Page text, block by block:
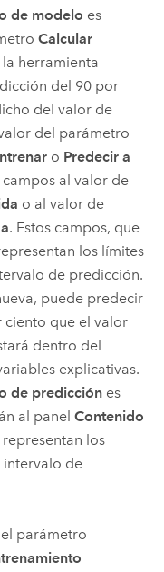
de modelo es
Calcular
herramienta
del 90 por
del valor de
del parámetro
o Predecir a
al valor de
o al valor de
. Estos campos, que
los límites
de predicción.
puede predecir
ciento que el valor
dentro del
explicativas.
de predicción es
al panelContenido
los
de
parámetro